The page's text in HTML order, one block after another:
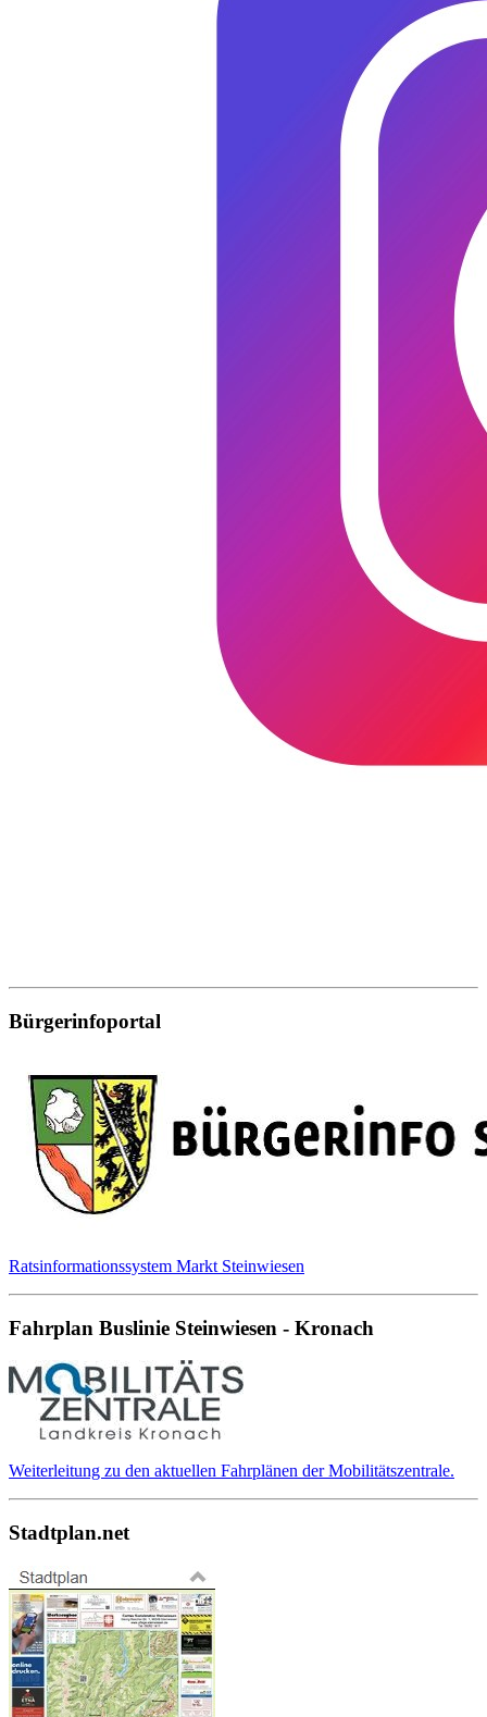
Bürgerinfoportal
Ratsinformationssystem Markt Steinwiesen
Fahrplan Buslinie Steinwiesen - Kronach
Weiterleitung zu den aktuellen Fahrplänen der Mobilitätszentrale.
Stadtplan.net